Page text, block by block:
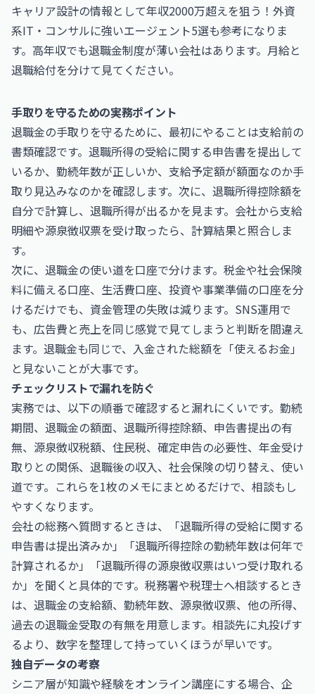
キャリア設計の情報として年収2000万超えを狙う！外資
系IT・コンサルに強いエージェント5選も参考になりま
す。高年収でも退職金制度が薄い会社はあります。月給と
退職給付を分けて見てください。
手取りを守るための実務ポイント
退職金の手取りを守るために、最初にやることは支給前の
書類確認です。退職所得の受給に関する申告書を提出して
いるか、勤続年数が正しいか、支給予定額が額面なのか手
取り見込みなのかを確認します。次に、退職所得控除額を
自分で計算し、退職所得が出るかを見ます。会社から支給
明細や源泉徴収票を受け取ったら、計算結果と照合しま
す。
次に、退職金の使い道を口座で分けます。税金や社会保険
料に備える口座、生活費口座、投資や事業準備の口座を分
けるだけでも、資金管理の失敗は減ります。SNS運用で
も、広告費と売上を同じ感覚で見てしまうと判断を間違え
ます。退職金も同じで、入金された総額を「使えるお金」
と見ないことが大事です。
チェックリストで漏れを防ぐ
実務では、以下の順番で確認すると漏れにくいです。勤続
期間、退職金の額面、退職所得控除額、申告書提出の有
無、源泉徴収税額、住民税、確定申告の必要性、年金受け
取りとの関係、退職後の収入、社会保険の切り替え、使い
道です。これらを1枚のメモにまとめるだけで、相談もし
やすくなります。
会社の総務へ質問するときは、「退職所得の受給に関する
申告書は提出済みか」「退職所得控除の勤続年数は何年で
計算されるか」「退職所得の源泉徴収票はいつ受け取れる
か」を聞くと具体的です。税務署や税理士へ相談するとき
は、退職金の支給額、勤続年数、源泉徴収票、他の所得、
過去の退職金受取の有無を用意します。相談先に丸投げす
るより、数字を整理して持っていくほうが早いです。
独自データの考察
シニア層が知識や経験をオンライン講座にする場合、企